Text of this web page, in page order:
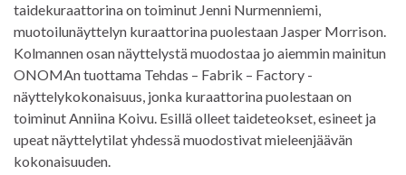
taidekuraattorina on toiminut Jenni Nurmenniemi,
muotoilunäyttelyn kuraattorina puolestaan Jasper Morrison.
Kolmannen osan näyttelystä muodostaa jo aiemmin mainitun
ONOMAn tuottama Tehdas – Fabrik – Factory -
näyttelykokonaisuus, jonka kuraattorina puolestaan on
toiminut Anniina Koivu. Esillä olleet taideteokset, esineet ja
upeat näyttelytilat yhdessä muodostivat mieleenjäävän
kokonaisuuden.